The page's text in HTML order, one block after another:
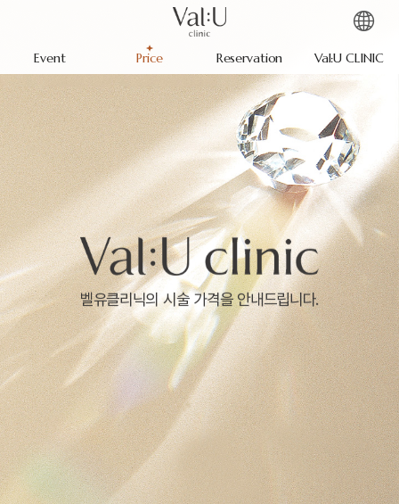
Event Price Reservation Val:U CLINIC
벨유클리닉의 시술 가격을 안내드립니다.